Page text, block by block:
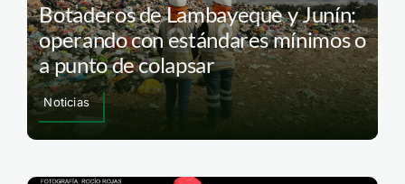
Botaderos de Lambayeque y Junín:
operando con estándares mínimos o
a punto de colapsar
Noticias